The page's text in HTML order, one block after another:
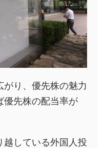
り、優先株の魅力
優先株の配当率が
越している外国人投